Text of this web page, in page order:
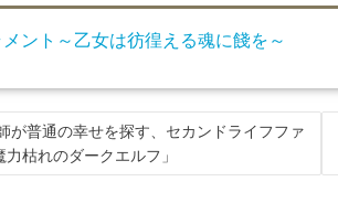
ント～乙女は彷徨える魂に餞を～
が普通の幸せを探す、セカンドライフファ
枯れのダークエルフ」